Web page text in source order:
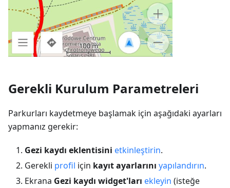
Gerekli Kurulum Parametreleri
Parkurları kaydetmeye başlamak için aşağıdaki ayarları
yapmanız gerekir:
Gezi kaydı eklentisini etkinleştirin.
Gerekli profil için kayıt ayarlarını yapılandırın.
Ekrana Gezi kaydı widget'ları ekleyin (isteğe